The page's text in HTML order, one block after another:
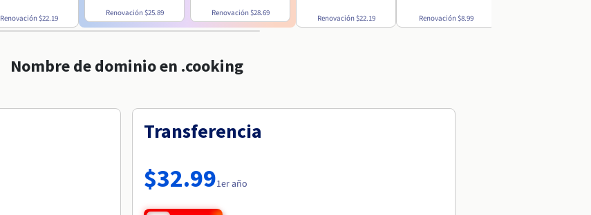
Renovación$22.19
Renovación$25.89 Renovación$28.69
Renovación$22.19 Renovación$8.99
Nombre de dominio en .cooking
Transferencia
$32.991er año